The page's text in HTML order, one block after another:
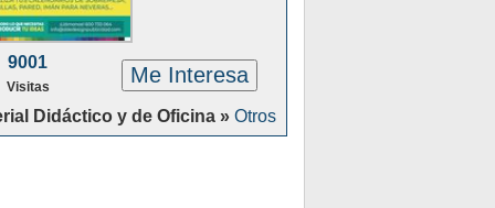
9001
Visitas Me Interesa
Didáctico y de Oficina » Otros